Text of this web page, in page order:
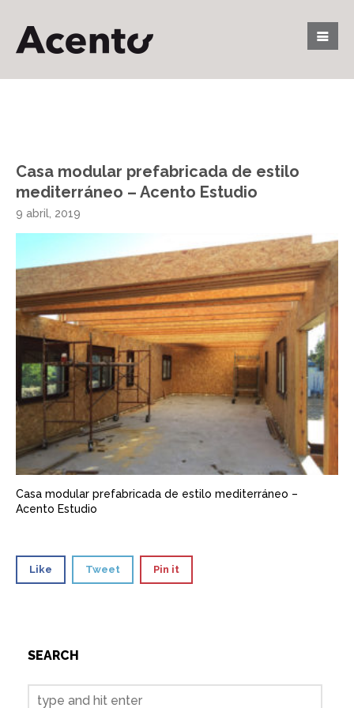
Casa modular prefabricada de estilo
mediterráneo – Acento Estudio
9 abril, 2019
Casa modular prefabricada de estilo mediterráneo –
Acento Estudio
Like Tweet Pin it
SEARCH